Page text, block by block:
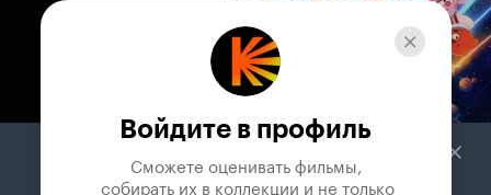
Музыка
Телепрограмма
Служба поддержки
Войдите в профиль
Сможете оценивать фильмы,
собирать их в коллекции и не только